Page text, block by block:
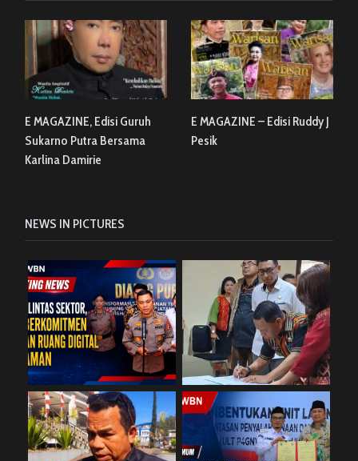
E MAGAZINE, Edisi Guruh
Sukarno Putra Bersama
Karlina Damirie
E MAGAZINE – Edisi Ruddy J
Pesik
NEWS IN PICTURES